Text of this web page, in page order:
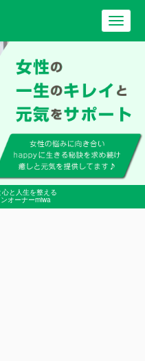
と人生を整える
オーナーmiwa